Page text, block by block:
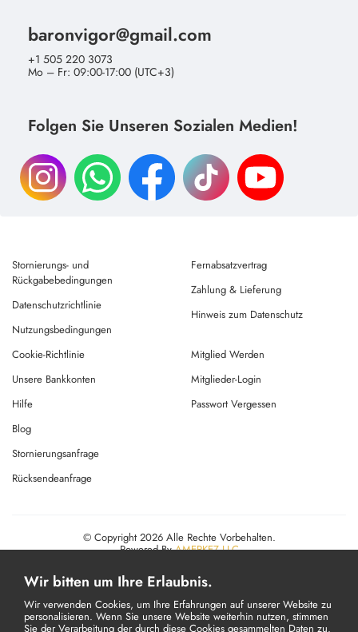
baronvigor@gmail.com
+1 505 220 3073
Mo – Fr: 09:00-17:00 (UTC+3)
Folgen Sie Unseren Sozialen Medien!
Stornierungs- und
Rückgabebedingungen
Datenschutzrichtlinie
Nutzungsbedingungen
Fernabsatzvertrag
Zahlung & Lieferung
Hinweis zum Datenschutz
Cookie-Richtlinie
Unsere Bankkonten
Hilfe
Mitglied Werden
Mitglieder-Login
Passwort Vergessen
Blog
Stornierungsanfrage
Rücksendeanfrage
© Copyright 2026 Alle Rechte Vorbehalten.
Powered ByAMERKEZ LLC
Wir bitten um Ihre Erlaubnis.
Wir verwenden Cookies, um Ihre Erfahrungen auf unserer Website zu
personalisieren. Wenn Sie unsere Website weiterhin nutzen, stimmen
Sie der Verarbeitung der durch diese Cookies gesammelten Daten zu.